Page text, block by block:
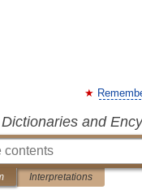
and
Interpretations